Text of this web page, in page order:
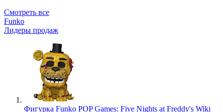
Смотреть все
Funko
Лидеры продаж
Фигурка Funko POP Games: Five Nights at Freddy's Wiki